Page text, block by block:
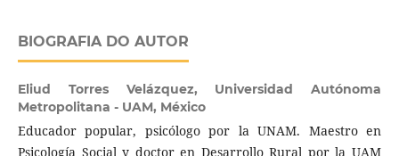
BIOGRAFIA DO AUTOR
Eliud Torres Velázquez, Universidad Autónoma
Metropolitana - UAM, México
Educador popular, psicólogo por la UNAM. Maestro en
Psicología Social y doctor en Desarrollo Rural por la UAM